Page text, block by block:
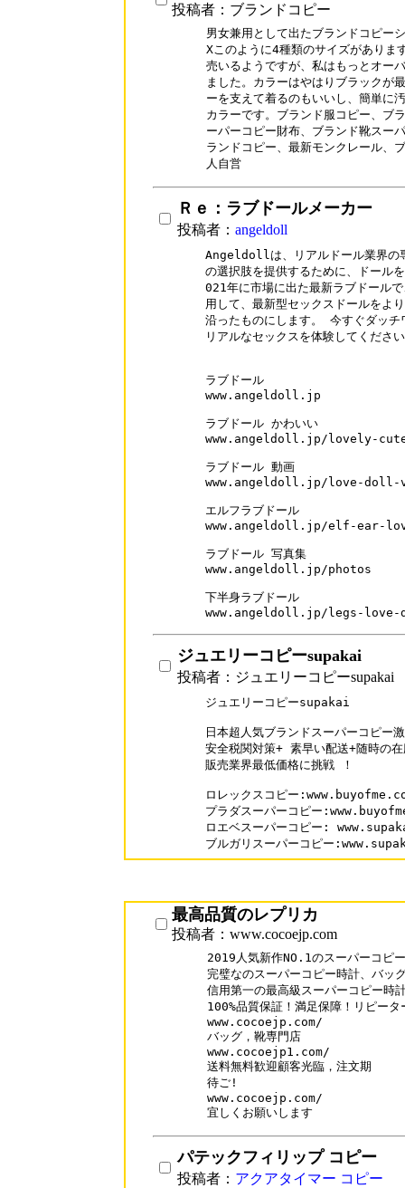
投稿者：ブランドコピー
男女兼用として出たブランドコピー
Xこのように4種類のサイズがありま
売いるようですが、私はもっとオ
ました。カラーはやはりブラックが
ーを支えて着るのもいいし、簡単に
カラーです。ブランド服コピー、
ーパーコピー財布、ブランド靴スー
ランドコピー、最新モンクレール、
人自営
Ｒｅ：ラブドールメーカー
投稿者： angeldoll
Angeldollは、リアルドール業界の
の選択肢を提供するために、ドール
021年に市場に出た最新ラブドール
用して、最新型セックスドールをよ
沿ったものにします。 今すぐダッ
リアルなセックスを体験してくださ
ラブドール
www.angeldoll.jp
ラブドール かわいい
www.angeldoll.jp/lovely-
ラブドール 動画
www.angeldoll.jp/love-doll-
エルフラブドール
www.angeldoll.jp/elf-ear-
ラブドール 写真集
www.angeldoll.jp/photos
下半身ラブドール
www.angeldoll.jp/legs-
ジュエリーコピーsupakai
投稿者：ジュエリーコピーsupakai
ジュエリーコピーsupakai
日本超人気ブランドスーパーコピー
安全税関対策+ 素早い配送+随時の
販売業界最低価格に挑戦 ！
ロレックスコピー
プラダスーパーコピー
ロエベスーパーコピー:
ブルガリスーパーコピー
最高品質のレプリカ
投稿者：www.cocoejp.com
2019人気新作NO.1のスーパーコピ
完璧なのスーパーコピー時計、バッ
信用第一の最高級スーパーコピー時
100%品質保証！満足保障！リピー
www.cocoejp.com/
バッグ，靴専門店
www.cocoejp1.com/
送料無料歓迎顧客光臨，注文期
待ご!
www.cocoejp.com/
宜しくお願いします
パテックフィリップ コピー
投稿者： アクアタイマー コピー